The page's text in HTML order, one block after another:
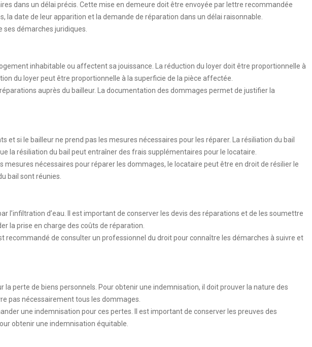
dans un délai précis. Cette mise en demeure doit être envoyée par lettre recommandée
date de leur apparition et la demande de réparation dans un délai raisonnable.
démarches juridiques.
inhabitable ou affectent sa jouissance. La réduction du loyer doit être proportionnelle à
du loyer peut être proportionnelle à la superficie de la pièce affectée.
auprès du bailleur. La documentation des dommages permet de justifier la
si le bailleur ne prend pas les mesures nécessaires pour les réparer. La résiliation du bail
la résiliation du bail peut entraîner des frais supplémentaires pour le locataire.
nécessaires pour réparer les dommages, le locataire peut être en droit de résilier le
bail sont réunies.
l’infiltration d’eau. Il est important de conserver les devis des réparations et de les soumettre
la prise en charge des coûts de réparation.
recommandé de consulter un professionnel du droit pour connaître les démarches à suivre et
perte de biens personnels. Pour obtenir une indemnisation, il doit prouver la nature des
pas nécessairement tous les dommages.
une indemnisation pour ces pertes. Il est important de conserver les preuves des
obtenir une indemnisation équitable.